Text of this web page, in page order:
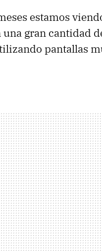
estamos
gran cantidad
pantallas